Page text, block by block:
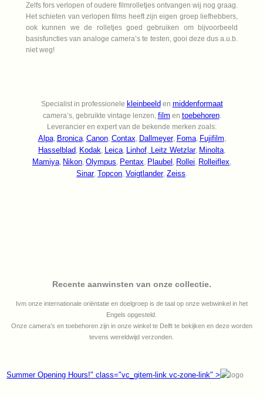
Zelfs fors verlopen of oudere filmrolletjes ontvangen wij nog graag.
Het schieten van verlopen films heeft zijn eigen groep liefhebbers,
ook kunnen we de rolletjes goed gebruiken om bijvoorbeeld
basisfuncties van analoge camera’s te testen, gooi deze dus a.u.b.
niet weg!
Specialist in professionele kleinbeeld en middenformaat
camera’s, gebruikte vintage lenzen, film en toebehoren.
Leverancier en expert van de bekende merken zoals:
Alpa, Bronica, Canon, Contax Dallmeyer, Foma, Fujifilm
Hasselblad Kodak Leica Linhof Leitz Wetzlar, Minolta
Mamiya Nikon Olympus Pentax Plaubel Rollei Rolleiflex
Sinar, Topcon Voigtlander, Zeiss
Recente aanwinsten van onze collectie.
Ivm onze internationale oriëntatie en doelgroep is de taal op onze webwinkel in het
Engels opgesteld.
Onze camera’s en toebehoren zijn in onze winkel te Delft te bekijken en deze worden
tevens wereldwijd verzonden.
Summer Opening Hours!" class="vc_gitem-link vc-zone-link" >